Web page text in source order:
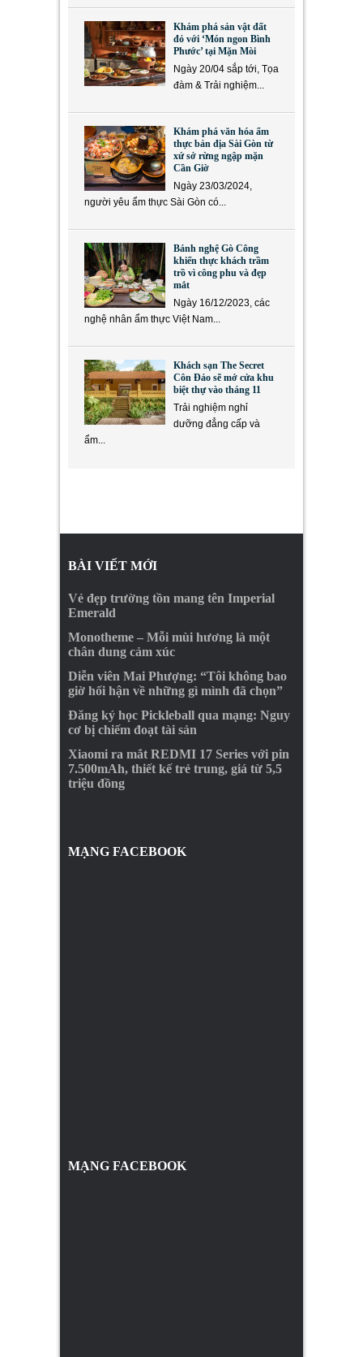
Khám phá sản vật đất
đỏ với ‘Món ngon Bình
Phước’ tại Mặn Mòi
Ngày 20/04 sắp tới, Tọa
đàm & Trải nghiệm...
Khám phá văn hóa ẩm
thực bản địa Sài Gòn từ
xứ sở rừng ngập mặn
Cần Giờ
Ngày 23/03/2024,
người yêu ẩm thực Sài Gòn có...
Bánh nghệ Gò Công
khiến thực khách trầm
trồ vì công phu và đẹp
mắt
Ngày 16/12/2023, các
nghệ nhân ẩm thực Việt Nam...
Khách sạn The Secret
Côn Đảo sẽ mở cửa khu
biệt thự vào tháng 11
Trải nghiệm nghỉ
dưỡng đẳng cấp và
ẩm...
BÀI VIẾT MỚI
Vẻ đẹp trường tồn mang tên Imperial
Emerald
Monotheme – Mỗi mùi hương là một
chân dung cảm xúc
Diễn viên Mai Phượng: “Tôi không bao
giờ hối hận về những gì mình đã chọn”
Đăng ký học Pickleball qua mạng: Nguy
cơ bị chiếm đoạt tài sản
Xiaomi ra mắt REDMI 17 Series với pin
7.500mAh, thiết kế trẻ trung, giá từ 5,5
triệu đồng
MẠNG FACEBOOK
MẠNG FACEBOOK